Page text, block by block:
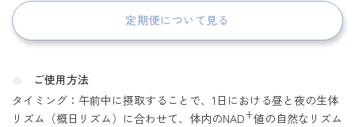
定期便について見る
ご使用方法
タイミング：午前中に摂取することで、1日における昼と夜の生体
リズム（概日リズム）に合わせて、体内のNAD+値の自然なリズム